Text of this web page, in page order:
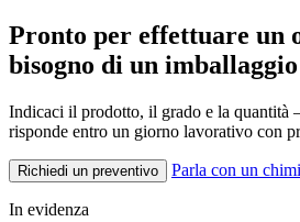
Pronto per effettuare un
bisogno di un
Indicaci il prodotto, il grado e la
risponde entro un giorno lavorativo con
Richiedi un preventivo Parla con un
In evidenza